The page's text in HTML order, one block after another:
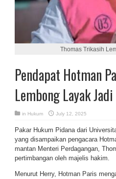
Thomas Trikasih
Pendapat Hotman
Lembong Layak
in Hukum July 12, 2025
Pakar Hukum Pidana dari
yang disampaikan pengacara
mantan Menteri Perdagangan,
pertimbangan oleh majelis hakim.
Menurut Herry, Hotman Paris